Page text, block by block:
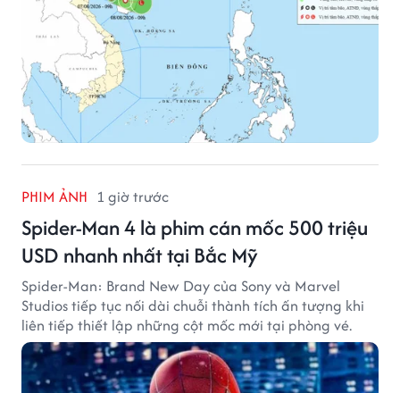
PHIM ẢNH 1 giờ trước
Spider-Man 4 là phim cán mốc 500 triệu
USD nhanh nhất tại Bắc Mỹ
Spider-Man: Brand New Day của Sony và Marvel
Studios tiếp tục nối dài chuỗi thành tích ấn tượng khi
liên tiếp thiết lập những cột mốc mới tại phòng vé.